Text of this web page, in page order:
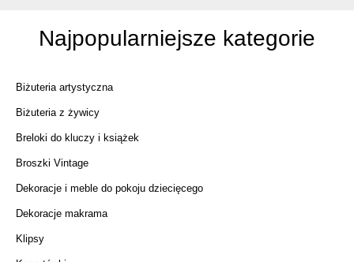
Najpopularniejsze kategorie
Biżuteria artystyczna
Biżuteria z żywicy
Breloki do kluczy i książek
Broszki Vintage
Dekoracje i meble do pokoju dziecięcego
Dekoracje makrama
Klipsy